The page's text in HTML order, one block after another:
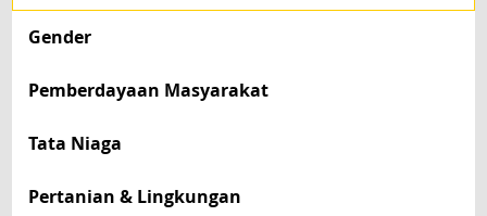
Gender
Pemberdayaan Masyarakat
Tata Niaga
Pertanian & Lingkungan